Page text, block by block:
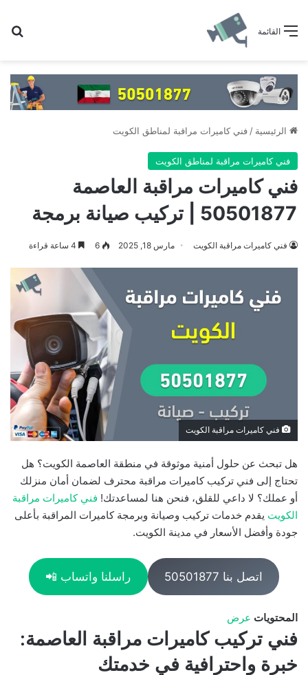
القائمة
الرئيسية / فني كاميرات مراقبة لمناطق الكويت
فني كاميرات مراقبة لمناطق الكويت
فني كاميرات مراقبة العاصمة
50501877 | تركيب صيانة برمجة
فني كاميرات مراقبة الكويت مارس 18, 2025 6
فني كاميرات مراقبة الكويت
هل تبحث عن حلول أمنية موثوقة في منطقة العاصمة الكويت؟ هل
تحتاج إلى فني تركيب كاميرات مراقبة محترف لضمان أمان منزلك
أو عملك؟ لا داعي للقلق، فنحن هنا لمساعدتك! فني كاميرات مراقبة
الكويت يقدم خدمات تركيب وصيانة وبرمجة كاميرات المراقبة بأعلى
جودة وأفضل الأسعار في مدينة الكويت.
اتصل بنا 50501877 راسلنا واتساب 📲
المحتويات عرض
فني تركيب كاميرات مراقبة العاصمة:
خبرة واحترافية في خدمتك